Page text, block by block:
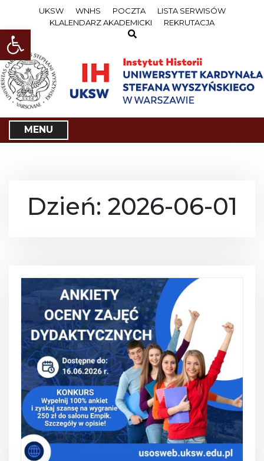
Open toolbar
i
o
c
o
t
UKSW WNHS POCZTA
LISTA SERWISÓW
KLALENDARZ AKADEMICKI
REKRUTACJA
MENU
Dzień: 2026-06-01